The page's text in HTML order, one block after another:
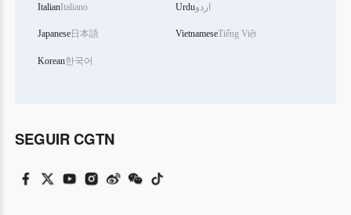
ItalianItaliano
Japanese日本語
Korean한국어
Urduاردو
VietnameseTiếng Việt
SEGUIR CGTN